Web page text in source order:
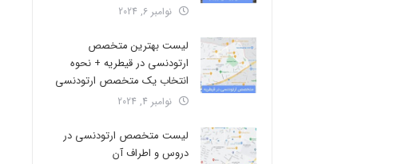
نوامبر 6, 2024
لیست بهترین متخصص
ارتودنسی در قیطریه + نحوه
انتخاب یک متخصص ارتودنسی
نوامبر 4, 2024
لیست متخصص ارتودنسی در
دروس و اطراف آن